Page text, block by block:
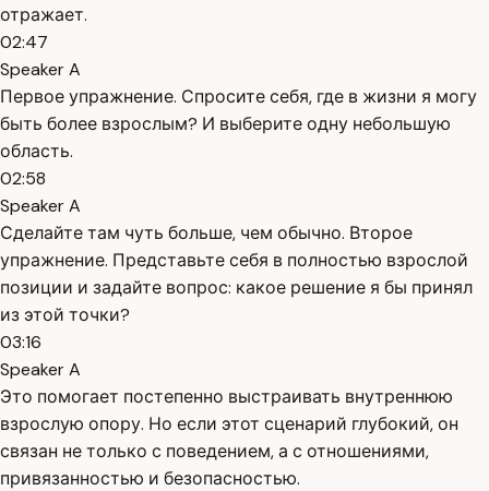
отражает.
02:47
Speaker A
Первое упражнение. Спросите себя, где в жизни я могу
быть более взрослым? И выберите одну небольшую
область.
02:58
Speaker A
Сделайте там чуть больше, чем обычно. Второе
упражнение. Представьте себя в полностью взрослой
позиции и задайте вопрос: какое решение я бы принял
из этой точки?
03:16
Speaker A
Это помогает постепенно выстраивать внутреннюю
взрослую опору. Но если этот сценарий глубокий, он
связан не только с поведением, а с отношениями,
привязанностью и безопасностью.